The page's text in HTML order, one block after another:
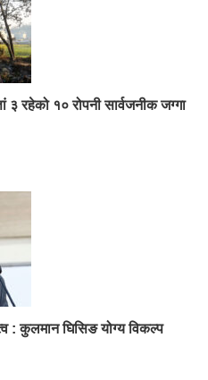
३ रहेको १० रोपनी सार्वजनीक जग्गा
: कुलमान घिसिङ योग्य विकल्प